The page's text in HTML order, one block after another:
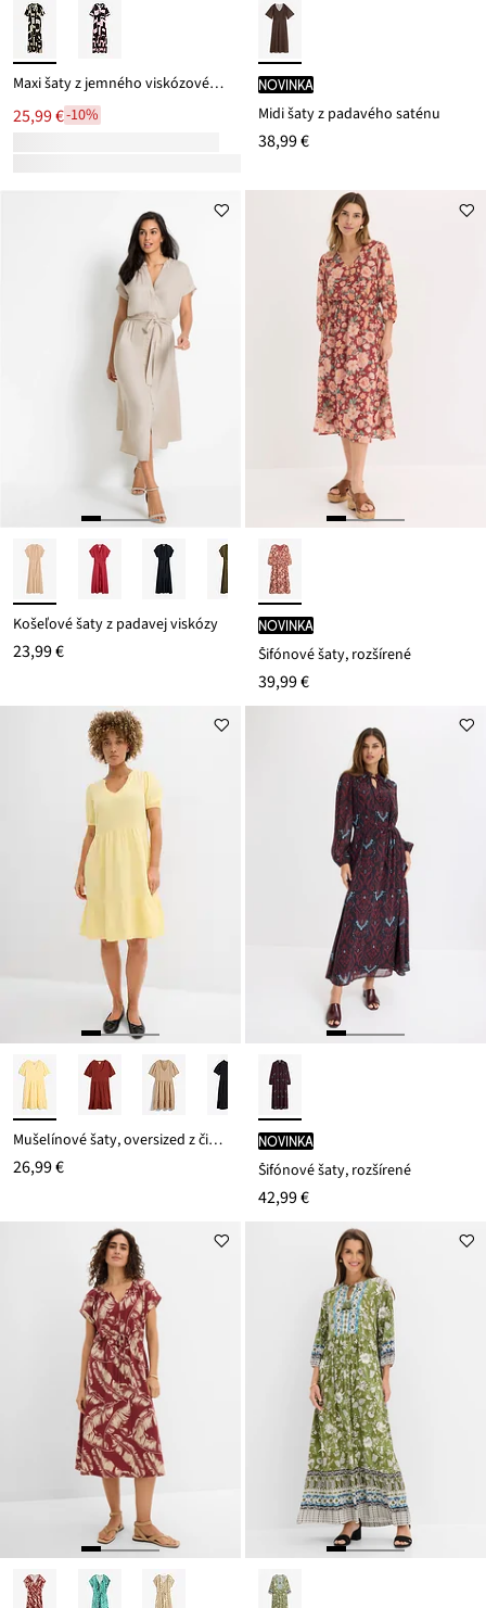
Maxi šaty z jemného viskózovéhu mixu
25,99 €-10%
novinka
Midi šaty z padavého saténu
38,99 €
Košeľové šaty z padavej viskózy
23,99 €
novinka
Šifónové šaty, rozšírené
39,99 €
Mušelínové šaty, oversized z čistej bavlny
26,99 €
novinka
Šifónové šaty, rozšírené
42,99 €